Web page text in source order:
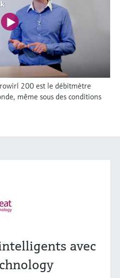
200 est le débitmètre
même sous des conditions
avec